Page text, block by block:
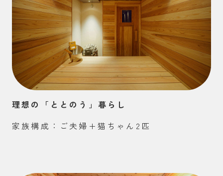
理想の「ととのう」暮らし
家族構成：ご夫婦+猫ちゃん2匹